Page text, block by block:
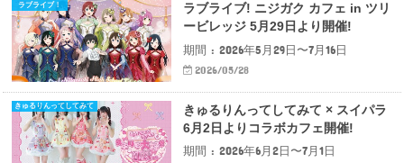
ラブライブ！
ラブライブ! ニジガク カフェ in ツリ
ービレッジ 5月29日より開催!
期間 : 2026年5月29日〜7月16日
2026/05/28
きゅるりんってしてみて
きゅるりんってしてみて × スイパラ
6月2日よりコラボカフェ開催!
期間 : 2026年6月2日〜7月1日